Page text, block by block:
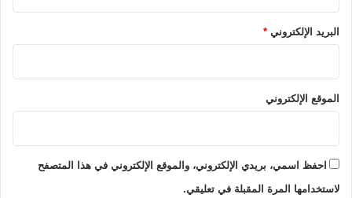
البريد الإلكتروني *
الموقع الإلكتروني
احفظ اسمي، بريدي الإلكتروني، والموقع الإلكتروني في هذا المتصفح
لاستخدامها المرة المقبلة في تعليقي.